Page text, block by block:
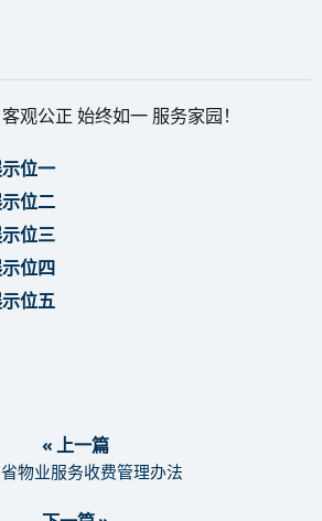
观公正 始终如一 服务家园！
位一
位二
位三
位四
位五
« 上一篇
物业服务收费管理办法